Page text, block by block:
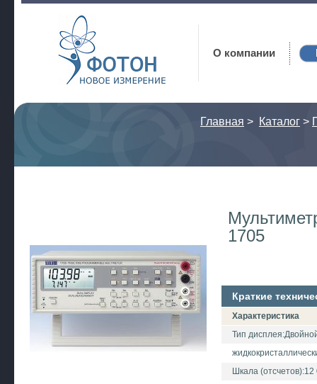
Фотон
О компании
Главная > Каталог >
1705
Краткие
Характеристика
Тип
Шкала (отсчетов):12